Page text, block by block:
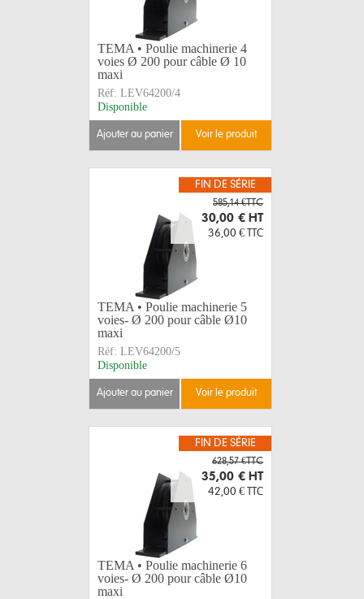
TEMA • Poulie machinerie 4
voies Ø 200 pour câble Ø 10
maxi
Réf: LEV64200/4
Disponible
ajouter au panier voir le produit
FIN DE SÉRIE
585,14 €TTC
30,00 € HT
36,00 € TTC
TEMA • Poulie machinerie 5
voies- Ø 200 pour câble Ø10
maxi
Réf: LEV64200/5
Disponible
ajouter au panier voir le produit
FIN DE SÉRIE
628,57 €TTC
35,00 € HT
42,00 € TTC
TEMA • Poulie machinerie 6
voies- Ø 200 pour câble Ø10
maxi